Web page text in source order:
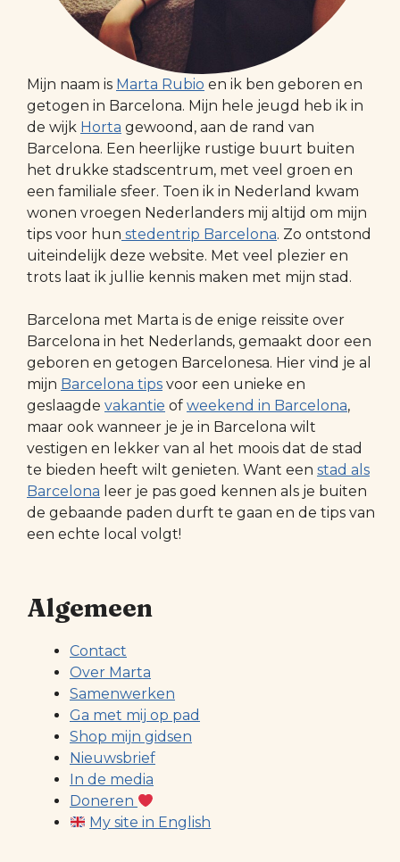
Mijn naam is Marta Rubio en ik ben geboren en
getogen in Barcelona. Mijn hele jeugd heb ik in
de wijk Horta gewoond, aan de rand van
Barcelona. Een heerlijke rustige buurt buiten
het drukke stadscentrum, met veel groen en
een familiale sfeer. Toen ik in Nederland kwam
wonen vroegen Nederlanders mij altijd om mijn
tips voor hun stedentrip Barcelona. Zo ontstond
uiteindelijk deze website. Met veel plezier en
trots laat ik jullie kennis maken met mijn stad.
Barcelona met Marta is de enige reissite over
Barcelona in het Nederlands, gemaakt door een
geboren en getogen Barcelonesa. Hier vind je al
mijn Barcelona tips voor een unieke en
geslaagde vakantie of weekend in Barcelona,
maar ook wanneer je je in Barcelona wilt
vestigen en lekker van al het moois dat de stad
te bieden heeft wilt genieten. Want een stad als
Barcelona leer je pas goed kennen als je buiten
de gebaande paden durft te gaan en de tips van
een echte local volgt!
Algemeen
Contact
Over Marta
Samenwerken
Ga met mij op pad
Shop mijn gidsen
Nieuwsbrief
In de media
Doneren
My site in English